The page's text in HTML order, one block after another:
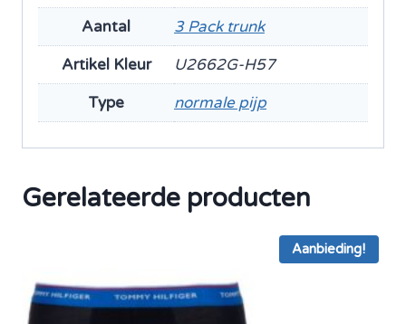
Aantal
3 Pack trunk
Artikel Kleur
U2662G-H57
Type
normale pijp
Gerelateerde producten
Aanbieding!